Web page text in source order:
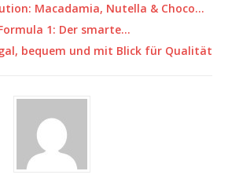
Macadamia, Nutella & Choco…
1: Der smarte…
bequem und mit Blick für Qualität